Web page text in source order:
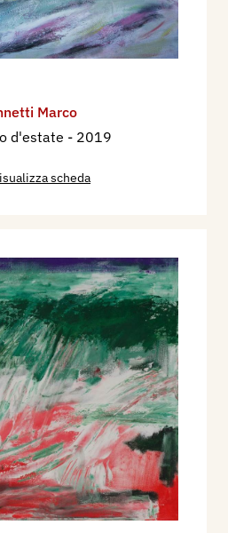
Marco
d'estate - 2019
scheda